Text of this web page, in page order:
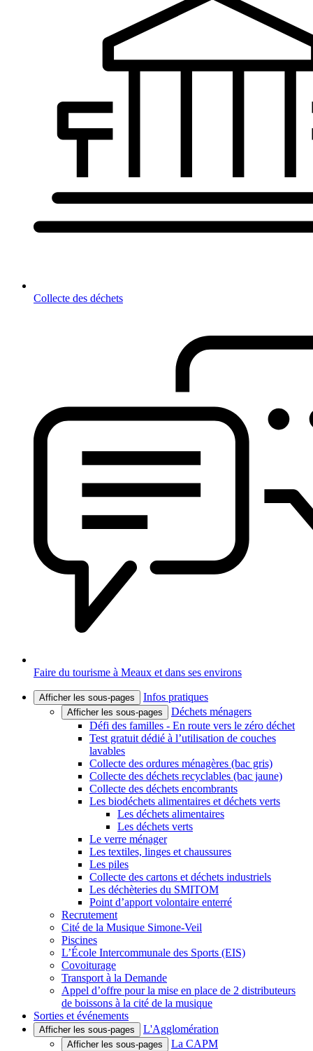
Collecte des déchets
Faire du tourisme à Meaux et dans ses environs
Afficher les sous-pages Infos pratiques
Afficher les sous-pages
Déchets ménagers
Défi des familles - En route vers le zéro déchet
Test gratuit dédié à l’utilisation de couches
lavables
Collecte des ordures ménagères (bac gris)
Collecte des déchets recyclables (bac jaune)
Collecte des déchets encombrants
Les biodéchets alimentaires et déchets verts
Les déchets alimentaires
Les déchets verts
Le verre ménager
Les textiles, linges et chaussures
Les piles
Collecte des cartons et déchets industriels
Les déchèteries du SMITOM
Point d’apport volontaire enterré
Recrutement
Cité de la Musique Simone-Veil
Piscines
L’École Intercommunale des Sports (EIS)
Covoiturage
Transport à la Demande
Appel d’offre pour la mise en place de 2 distributeurs
de boissons à la cité de la musique
Sorties et événements
Afficher les sous-pages L'Agglomération
Afficher les sous-pages
La CAPM